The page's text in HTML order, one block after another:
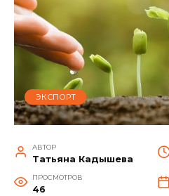
ЭКСПОРТ
АВТОР
Татьяна Кадышева
ПРОСМОТРОВ
46